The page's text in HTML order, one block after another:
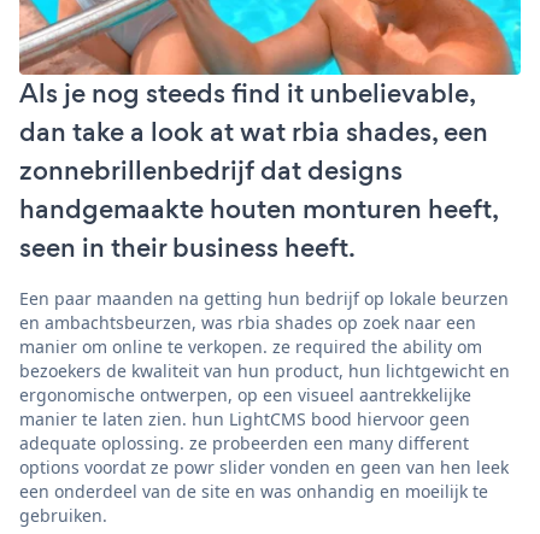
Als je nog steeds find it unbelievable,
dan take a look at wat rbia shades, een
zonnebrillenbedrijf dat designs
handgemaakte houten monturen heeft,
seen in their business heeft.
Een paar maanden na getting hun bedrijf op lokale beurzen
en ambachtsbeurzen, was rbia shades op zoek naar een
manier om online te verkopen. ze required the ability om
bezoekers de kwaliteit van hun product, hun lichtgewicht en
ergonomische ontwerpen, op een visueel aantrekkelijke
manier te laten zien. hun LightCMS bood hiervoor geen
adequate oplossing. ze probeerden een many different
options voordat ze powr slider vonden en geen van hen leek
een onderdeel van de site en was onhandig en moeilijk te
gebruiken.